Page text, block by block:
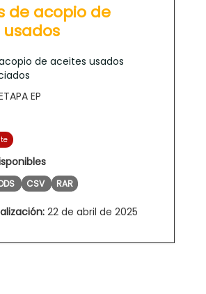
de acopio de
de aceites usados
EP
CSV RAR
22 de abril de 2025